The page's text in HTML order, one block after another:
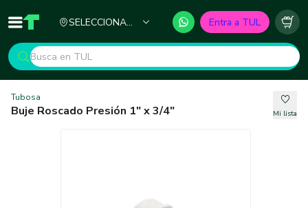
Inicio TUL - Tu Marketplace de Construcción
SELECCIONA
Entra a TUL
Tubosa
Buje Roscado Presión 1" x 3/4" Mi lista